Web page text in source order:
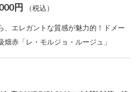
円 （税込）
、エレガントな質感が魅力的！ドメー
畑赤「レ・モルジョ・ルージュ」